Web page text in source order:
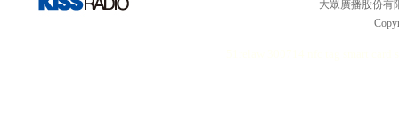
大眾廣播股份有